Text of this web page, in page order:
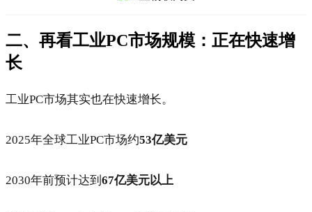
二、再看工业PC市场规模：正在快速增
长
工业PC市场其实也在快速增长。
2025年全球工业PC市场约53亿美元
2030年前预计达到 67亿美元以上